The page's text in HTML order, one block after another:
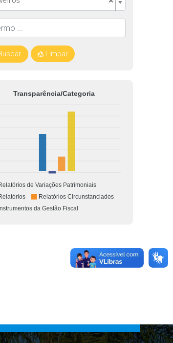
Limpar
Transparência/Categoria
de Variações Patrimoniais
Relatórios Circunstanciados
Instrumentos da Gestão Fiscal